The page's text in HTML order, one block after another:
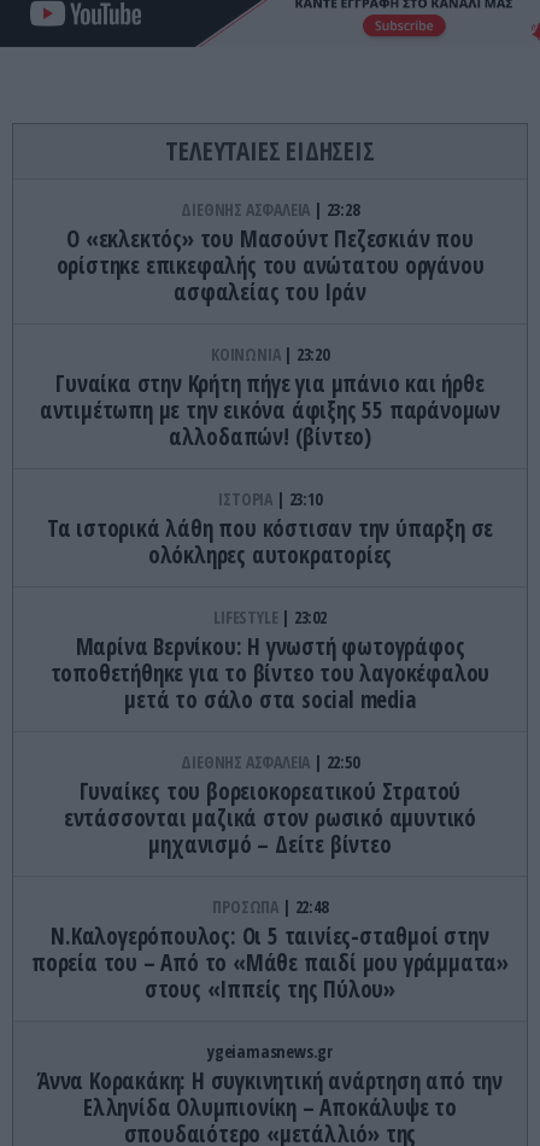
ΤΕΛΕΥΤΑΙΕΣ ΕΙΔΗΣΕΙΣ
ΔΙΕΘΝΗΣ ΑΣΦΑΛΕΙΑ 23:28
Ο «εκλεκτός» του Μασούντ Πεζεσκιάν που
ορίστηκε επικεφαλής του ανώτατου οργάνου
ασφαλείας του Ιράν
ΚΟΙΝΩΝΙΑ 23:20
Γυναίκα στην Κρήτη πήγε για μπάνιο και ήρθε
αντιμέτωπη με την εικόνα άφιξης 55 παράνομων
αλλοδαπών! (βίντεο)
ΙΣΤΟΡΙΑ 23:10
Τα ιστορικά λάθη που κόστισαν την ύπαρξη σε
ολόκληρες αυτοκρατορίες
LIFESTYLE 23:02
Μαρίνα Βερνίκου: Η γνωστή φωτογράφος
τοποθετήθηκε για το βίντεο του λαγοκέφαλου
μετά το σάλο στα social media
ΔΙΕΘΝΗΣ ΑΣΦΑΛΕΙΑ 22:50
Γυναίκες του βορειοκορεατικού Στρατού
εντάσσονται μαζικά στον ρωσικό αμυντικό
μηχανισμό – Δείτε βίντεο
ΠΡΟΣΩΠΑ 22:48
Ν.Καλογερόπουλος: Οι 5 ταινίες-σταθμοί στην
πορεία του – Από το «Μάθε παιδί μου γράμματα»
στους «Ιππείς της Πύλου»
ygeiamasnews.gr
Άννα Κορακάκη: Η συγκινητική ανάρτηση από την
Ελληνίδα Ολυμπιονίκη – Αποκάλυψε το
σπουδαιότερο «μετάλλιό» της